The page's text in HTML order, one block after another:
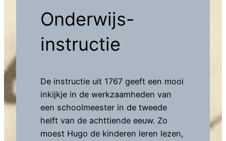
Onderwijs-
instructie
De instructie uit 1767 geeft een mooi
inkijkje in de werkzaamheden van
een schoolmeester in de tweede
helft van de achttiende eeuw. Zo
moest Hugo de kinderen leren lezen,